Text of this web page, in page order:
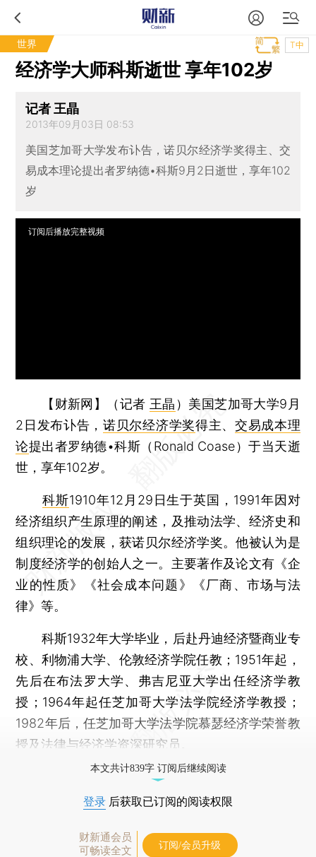
世界 T中
经济学大师科斯逝世 享年102岁
记者 王晶
2013年09月03日 08:53
美国芝加哥大学发布讣告，诺贝尔经济学奖得主、交
易成本理论提出者罗纳德•科斯9月2日逝世，享年102
岁
订阅后播放完整视频
【财新网】（记者 王晶 ） 美国芝加哥大学9月
2日发布讣告，诺贝尔经济学奖得主、 交易成本理
论提出者罗纳德•科斯（Ronald Coase）于当天逝
世，享年102岁。
科斯1910年12月29日生于英国，1991年因对
经济组织产生原理的阐述，及推动法学、经济史和
组织理论的发展，获诺贝尔经济学奖。他被认为是
制度经济学的创始人之一。主要著作及论文有《企
业的性质》《社会成本问题》《厂商、市场与法
律》等。
科斯1932年大学毕业，后赴丹迪经济暨商业专
校、利物浦大学、伦敦经济学院任教；1951年起，
先后在布法罗大学、弗吉尼亚大学出任经济学教
授；1964年起任芝加哥大学法学院经济学教授；
1982年后，任芝加哥大学法学院慕瑟经济学荣誉教
授及法律与经济学资深研究员。
本文共计839字 订阅后继续阅读
登录 后获取已订阅的阅读权限
财新通会员
可畅读全文
订阅/会员升级